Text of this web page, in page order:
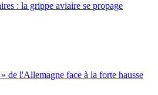
: la grippe aviaire se propage
de l'Allemagne face à la forte hausse